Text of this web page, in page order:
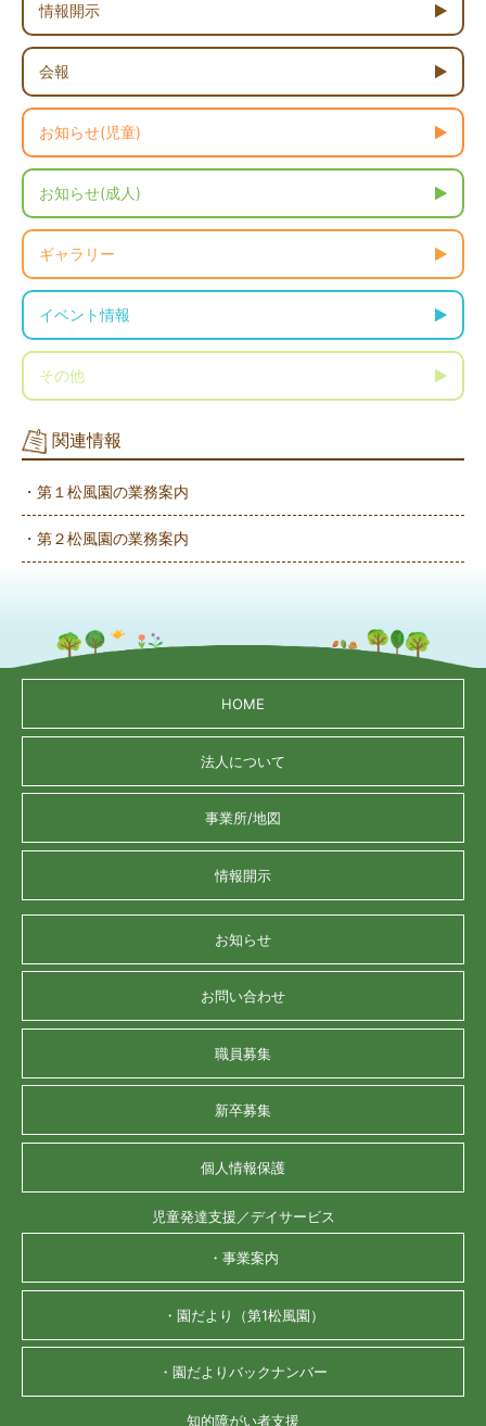
情報開示
会報
お知らせ(児童)
お知らせ(成人)
ギャラリー
イベント情報
その他
関連情報
・第１松風園の業務案内
・第２松風園の業務案内
HOME
法人について
事業所/地図
情報開示
お知らせ
お問い合わせ
職員募集
新卒募集
個人情報保護
児童発達支援／デイサービス
・事業案内
・園だより（第1松風園）
・園だよりバックナンバー
知的障がい者支援